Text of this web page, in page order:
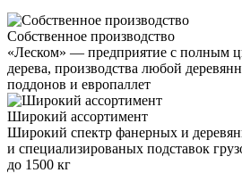
Собственное производство
«Леском» — предприятие с полным
дерева, производства любой
поддонов и европаллет
Широкий ассортимент
Широкий спектр фанерных и
и специализированых подставок
до 1500 кг